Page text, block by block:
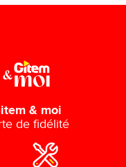
& moi
de fidélité